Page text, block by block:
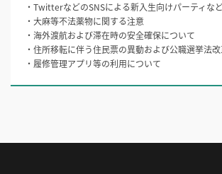
・TwitterなどのSNSによる新入生向けパーティな
・大麻等不法薬物に関する注意
・海外渡航および滞在時の安全確保について
・住所移転に伴う住民票の異動および公職選挙法
・履修管理アプリ等の利用について